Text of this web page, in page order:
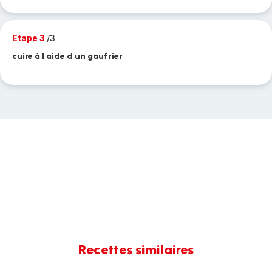
Etape 3 /3
cuire à l aide d un gaufrier
Recettes similaires